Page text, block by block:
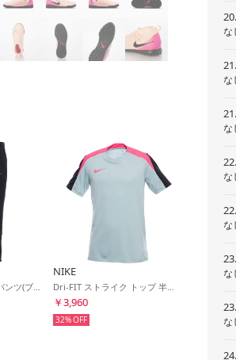
Dri-FIT ストライク パンツ(ブラック×ピンク)
NIKE
￥3,960
32%
な
な
な
な
な
な
な